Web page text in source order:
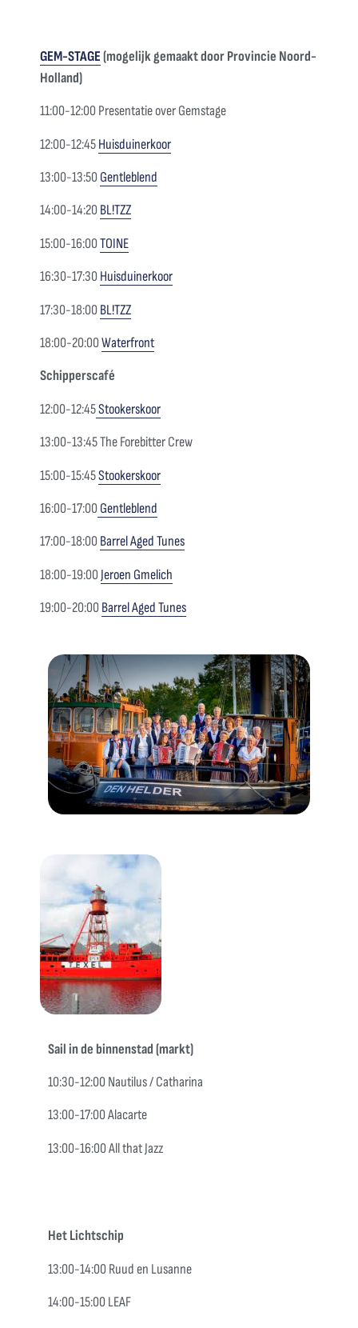
GEM-STAGE(mogelijk gemaakt door Provincie Noord-
Holland)
11:00-12:00 Presentatie over Gemstage
12:00-12:45Huisduinerkoor
13:00-13:50 Gentleblend
14:00-14:20 BL!TZZ
15:00-16:00TOINE
16:30-17:30 Huisduinerkoor
17:30-18:00 BL!TZZ
18:00-20:00Waterfront
Schipperscafé
12:00-12:45Stookerskoor
13:00-13:45 The Forebitter Crew
15:00-15:45Stookerskoor
16:00-17:00 Gentleblend
17:00-18:00 Barrel Aged Tunes
18:00-19:00 Jeroen Gmelich
19:00-20:00 Barrel Aged Tunes
Sail in de binnenstad (markt)
10:30-12:00 Nautilus /Catharina
13:00-17:00 Alacarte
13:00-16:00 All that Jazz
Het Lichtschip
13:00-14:00 Ruud en Lusanne
14:00-15:00 LEAF